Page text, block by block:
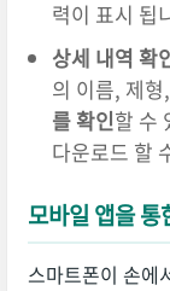
력이 표시 됩
상세 내역 확
의 이름, 제
를 확인할 수
다운로드 할
모바일 앱을 통
스마트폰이 손에